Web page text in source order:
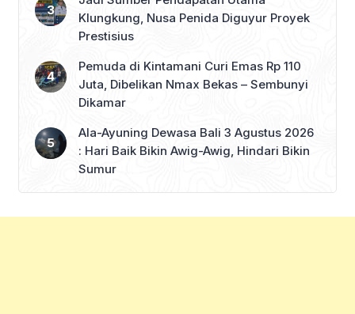
Klungkung, Nusa Penida Diguyur Proyek
Prestisius
Pemuda di Kintamani Curi Emas Rp 110
Juta, Dibelikan Nmax Bekas – Sembunyi
Dikamar
Ala-Ayuning Dewasa Bali 3 Agustus 2026
: Hari Baik Bikin Awig-Awig, Hindari Bikin
Sumur